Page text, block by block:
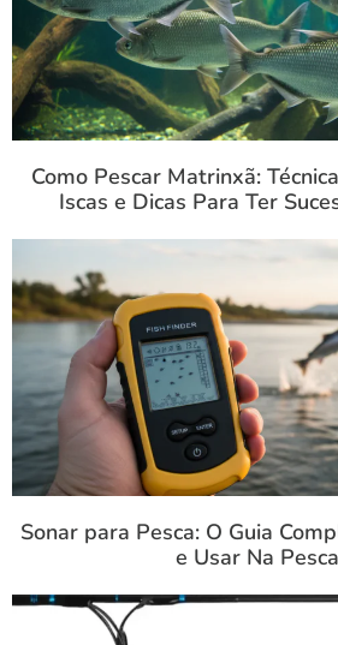
Como Pescar Matrinxã:
Iscas e Dicas Para Ter
Sonar para Pesca: O Guia
e Usar Na